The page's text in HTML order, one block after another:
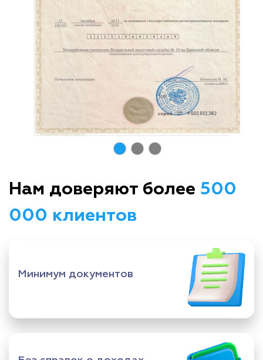
Нам доверяют более 500
000 клиентов
Минимум документов